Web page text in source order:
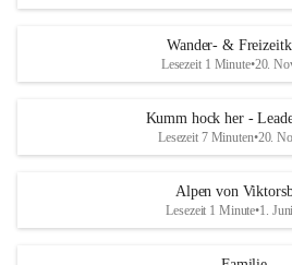
Wander- &
Lesezeit 1 Minute•20.
Kumm hock her -
Lesezeit 7 Minuten•20.
Alpen von
Lesezeit 1 Minute•1.